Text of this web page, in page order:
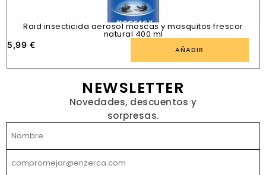
Raid insecticida aerosol moscas y mosquitos frescor
natural 400 ml
5,99 € AÑADIR
NEWSLETTER
Novedades, descuentos y
sorpresas.